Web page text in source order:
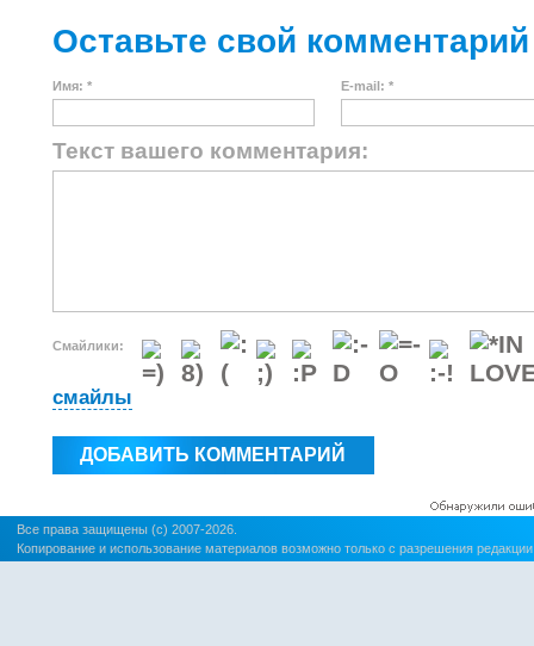
Оставьте свой комментарий
Имя: * E-mail: *
Текст вашего комментария:
Смайлики:
смайлы
Все права защищены (c) 2007-2026.
Копирование и использование материалов возможно только с разрешения